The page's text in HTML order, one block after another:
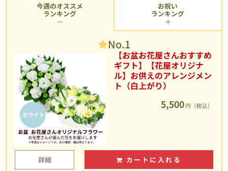
今週のオススメ
ランキング
No.1
【お盆お花屋さんおすすめ
ギフト】【花屋オリジナ
ル】お供えのアレンジメン
ト（白上がり）
5,500 円（税込）
詳細 カートに入れる
お祝い
ランキング